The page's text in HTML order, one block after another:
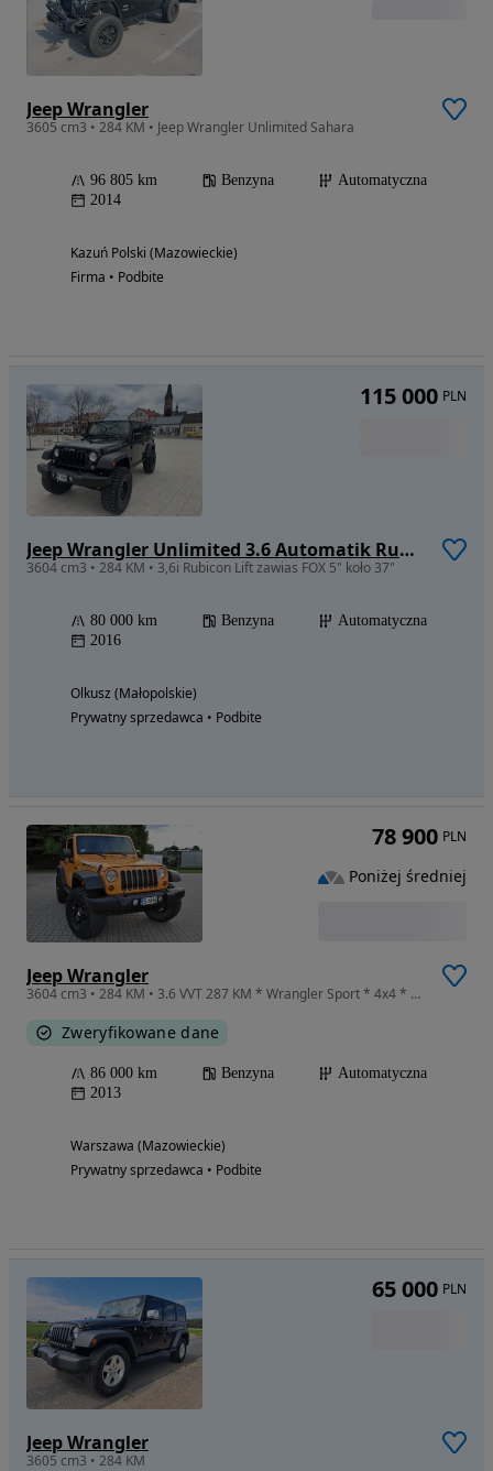
Jeep Wrangler
3605 cm3 • 284 KM • Jeep Wrangler Unlimited Sahara
96 805 km Benzyna
Automatyczna
2014
Kazuń Polski (Mazowieckie)
Firma • Podbite
Jeep Wrangler Unlimited 3.6 Automatik Rubicon X
3604 cm3 • 284 KM • 3,6i Rubicon Lift zawias FOX 5" koło 37"
80 000 km Benzyna
Automatyczna
2016
Olkusz (Małopolskie)
Prywatny sprzedawca • Podbite
115 000 PLN
Jeep Wrangler
3604 cm3 • 284 KM • 3.6 VVT 287 KM * Wrangler Sport * 4x4 * Klimatyzacja * HardTop 8
Zweryfikowane dane
86 000 km Benzyna
Automatyczna
2013
Warszawa (Mazowieckie)
Prywatny sprzedawca • Podbite
78 900 PLN
Poniżej średniej
Jeep Wrangler
3605 cm3 • 284 KM
65 000 PLN